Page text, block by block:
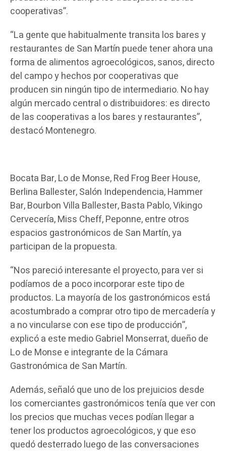
cooperativas”.
“La gente que habitualmente transita los bares y
restaurantes de San Martín puede tener ahora una
forma de alimentos agroecológicos, sanos, directo
del campo y hechos por cooperativas que
producen sin ningún tipo de intermediario. No hay
algún mercado central o distribuidores: es directo
de las cooperativas a los bares y restaurantes”,
destacó Montenegro.
Bocata Bar, Lo de Monse, Red Frog Beer House,
Berlina Ballester, Salón Independencia, Hammer
Bar, Bourbon Villa Ballester, Basta Pablo, Vikingo
Cervecería, Miss Cheff, Peponne, entre otros
espacios gastronómicos de San Martín, ya
participan de la propuesta.
“Nos pareció interesante el proyecto, para ver si
podíamos de a poco incorporar este tipo de
productos. La mayoría de los gastronómicos está
acostumbrado a comprar otro tipo de mercadería y
a no vincularse con ese tipo de producción”,
explicó a este medio Gabriel Monserrat, dueño de
Lo de Monse e integrante de la Cámara
Gastronómica de San Martín.
Además, señaló que uno de los prejuicios desde
los comerciantes gastronómicos tenía que ver con
los precios que muchas veces podían llegar a
tener los productos agroecológicos, y que eso
quedó desterrado luego de las conversaciones